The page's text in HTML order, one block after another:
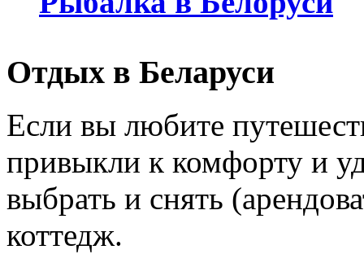
Отдых в Беларуси
Если вы любите
привыкли к комфорту и
выбрать и снять
коттедж.